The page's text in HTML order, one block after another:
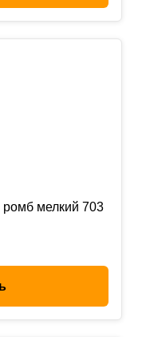
мелкий 703